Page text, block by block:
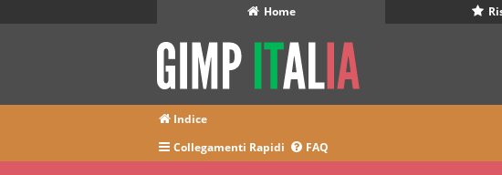
Home
Indice
Collegamenti Rapidi
FAQ